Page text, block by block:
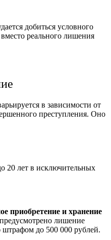
добиться условного
реального лишения
в зависимости от
преступления. Оно
20 лет в исключительных
приобретение и хранение
лишение
штрафом до 500 000 рублей.